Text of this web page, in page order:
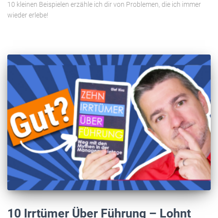
10 kleinen Beispielen erzähle ich dir von Problemen, die ich immer
wieder erlebe!
10 Irrtümer Über Führung – Lohnt